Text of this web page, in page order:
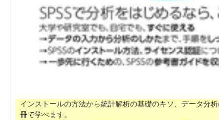
インストールの方法から統計解析の基礎のキソ、データ分
冊で学べます。